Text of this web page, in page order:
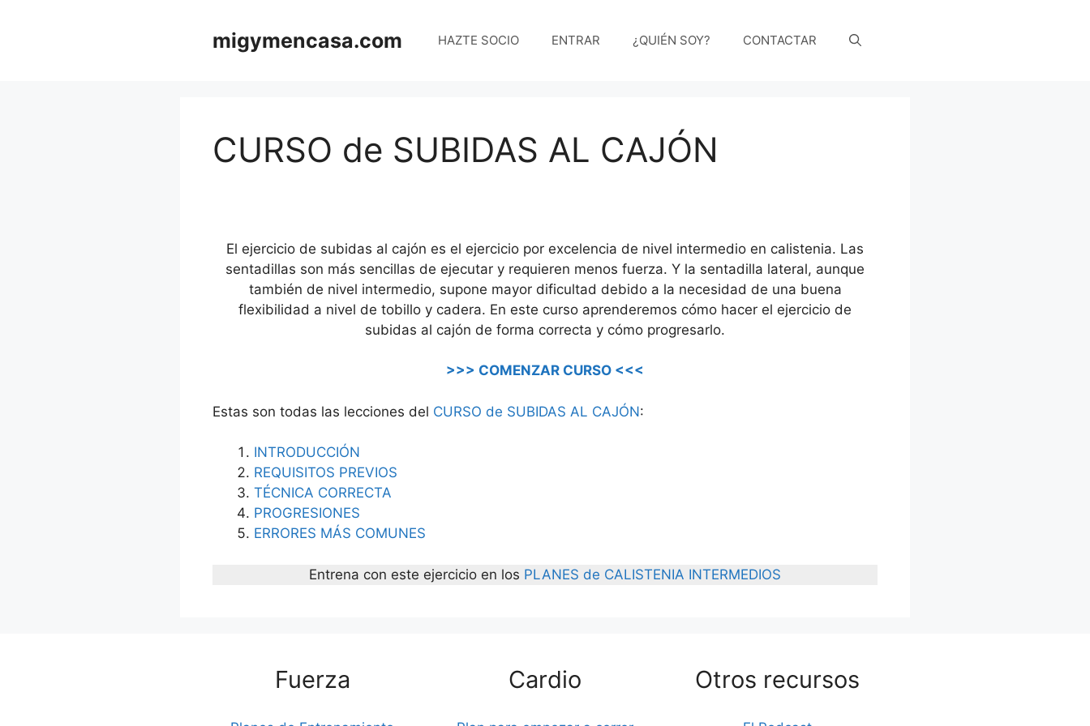
migymencasa.com HAZTE SOCIO ENTRAR ¿QUIÉN SOY? CONTACTAR
CURSO de SUBIDAS AL CAJÓN
El ejercicio de subidas al cajón es el ejercicio por excelencia de nivel intermedio en calistenia. Las
sentadillas son más sencillas de ejecutar y requieren menos fuerza. Y la sentadilla lateral, aunque
también de nivel intermedio, supone mayor dificultad debido a la necesidad de una buena
flexibilidad a nivel de tobillo y cadera. En este curso aprenderemos cómo hacer el ejercicio de
subidas al cajón de forma correcta y cómo progresarlo.
>>> COMENZAR CURSO <<<
Estas son todas las lecciones del CURSO de SUBIDAS AL CAJÓN:
INTRODUCCIÓN
REQUISITOS PREVIOS
TÉCNICA CORRECTA
PROGRESIONES
ERRORES MÁS COMUNES
Entrena con este ejercicio en los PLANES de CALISTENIA INTERMEDIOS
Fuerza Cardio Otros recursos